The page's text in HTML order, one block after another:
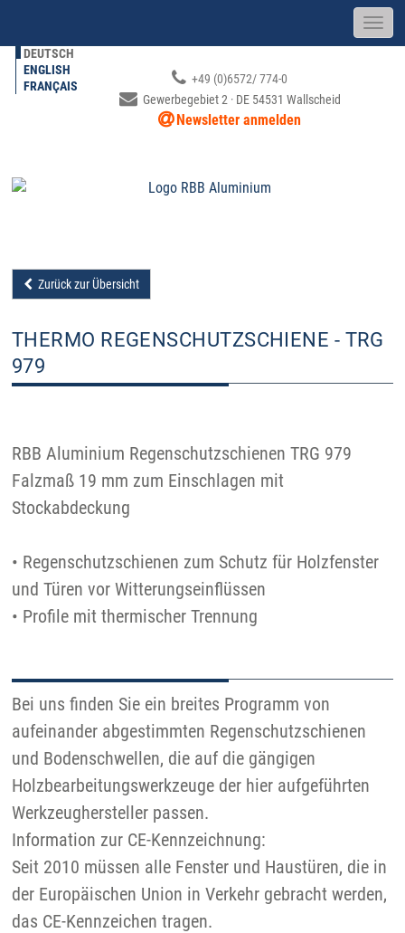
DEUTSCH
ENGLISH
FRANÇAIS
+49 (0)6572/ 774-0
Gewerbegebiet 2 · DE 54531 Wallscheid
Newsletter anmelden
Zurück zur Übersicht
THERMO REGENSCHUTZSCHIENE - TRG
979
RBB Aluminium Regenschutzschienen TRG 979
Falzmaß 19 mm zum Einschlagen mit
Stockabdeckung
• Regenschutzschienen zum Schutz für Holzfenster
und Türen vor Witterungseinflüssen
• Profile mit thermischer Trennung
Bei uns finden Sie ein breites Programm von
aufeinander abgestimmten Regenschutzschienen
und Bodenschwellen, die auf die gängigen
Holzbearbeitungswerkzeuge der hier aufgeführten
Werkzeughersteller passen.
Information zur CE-Kennzeichnung:
Seit 2010 müssen alle Fenster und Haustüren, die in
der Europäischen Union in Verkehr gebracht werden,
das CE-Kennzeichen tragen.